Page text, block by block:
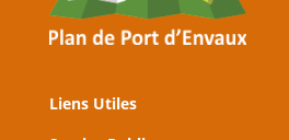
Liens Utiles